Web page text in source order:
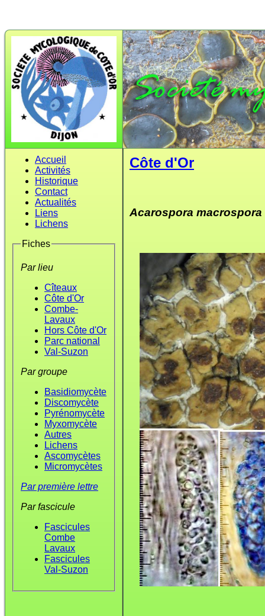
Accueil
Activités
Historique
Contact
Actualités
Liens
Lichens
Fiches
Par lieu
Cîteaux
Côte d'Or
Combe-
Lavaux
Hors Côte d'Or
Parc national
Val-Suzon
Par groupe
Basidiomycète
Discomycète
Pyrénomycète
Myxomycète
Autres
Lichens
Ascomycètes
Micromycètes
Par première lettre
Par fascicule
Fascicules
Combe
Lavaux
Fascicules
Val-Suzon
Côte d'Or
Acarospora macrospora